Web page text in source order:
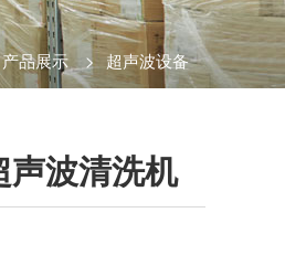
产品展示 > 超声波设备
声波清洗机